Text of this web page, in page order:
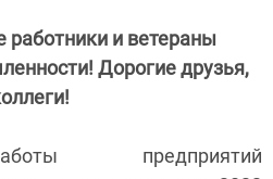
и ветераны
Дорогие друзья,
предприятий